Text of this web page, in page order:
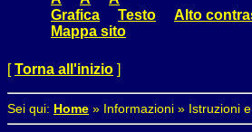
Grafica
Testo
Alto
Mappa sito
[Torna all'inizio ]
Sei qui: Home » Informazioni » Istruzioni